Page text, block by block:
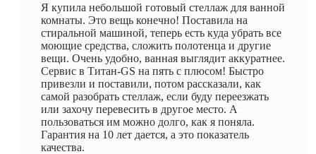
Я купила небольшой готовый стеллаж для ванной
комнаты. Это вещь конечно! Поставила на
стиральной машиной, теперь есть куда убрать все
моющие средства, сложить полотенца и другие
вещи. Очень удобно, ванная выглядит аккуратнее.
Сервис в Титан-GS на пять с плюсом! Быстро
привезли и поставили, потом рассказали, как
самой разобрать стеллаж, если буду переезжать
или захочу перевесить в другое место. А
пользоваться им можно долго, как я поняла.
Гарантия на 10 лет дается, а это показатель
качества.